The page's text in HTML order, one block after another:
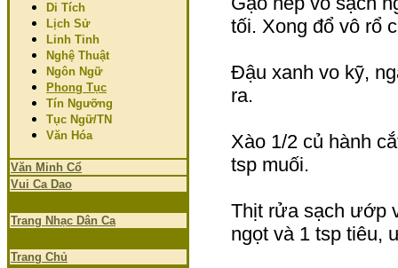
Di Tích
Lịch Sử
Linh Tinh
Nghệ Thuật
Ngôn Ngữ
Phong Tục
Tín Ngưỡng
Tục Ngữ/TN
Văn Hóa
Văn Minh Cổ
Vui Ca Dao
Trang Nhạc Dân Ca
Trang Chủ
tối. Xong đổ vô rổ
Đậu xanh vo kỹ,
ra.
Xào 1/2 củ hành
tsp muối.
Thịt rửa sạch ướp
ngọt và 1 tsp tiêu,